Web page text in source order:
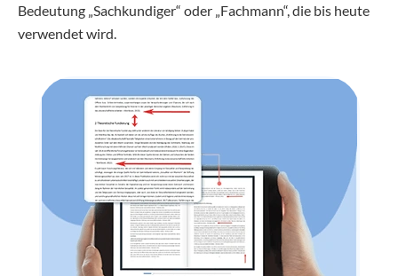
Bedeutung „Sachkundiger“ oder „Fachmann“, die bis heute
verwendet wird.